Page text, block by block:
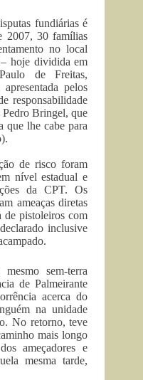
fundiárias é
2007, 30 famílias
no local
hoje dividida em
de Freitas,
pelos
responsabilidade
Bringel, que
que lhe cabe para
de risco foram
nível estadual e
da CPT. Os
ameaças diretas
de pistoleiros com
inclusive
sem-terra
de Palmeirante
acerca do
na unidade
No retorno, teve
mais longo
ameçadores e
mesma tarde,